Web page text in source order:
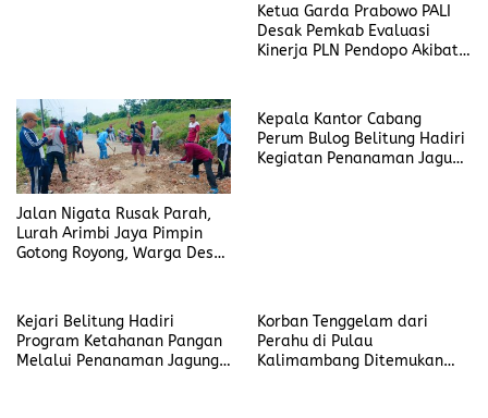
Ketua Garda Prabowo PALI
Desak Pemkab Evaluasi
Kinerja PLN Pendopo Akibat
Jalan Nigata Rusak Parah,
Lurah Arimbi Jaya Pimpin
Gotong Royong, Warga Desak
Kepala Kantor Cabang
Perum Bulog Belitung Hadiri
Kegiatan Penanaman Jagung
Kejari Belitung Hadiri
Program Ketahanan Pangan
Melalui Penanaman Jagung
Korban Tenggelam dari
Perahu di Pulau
Kalimambang Ditemukan